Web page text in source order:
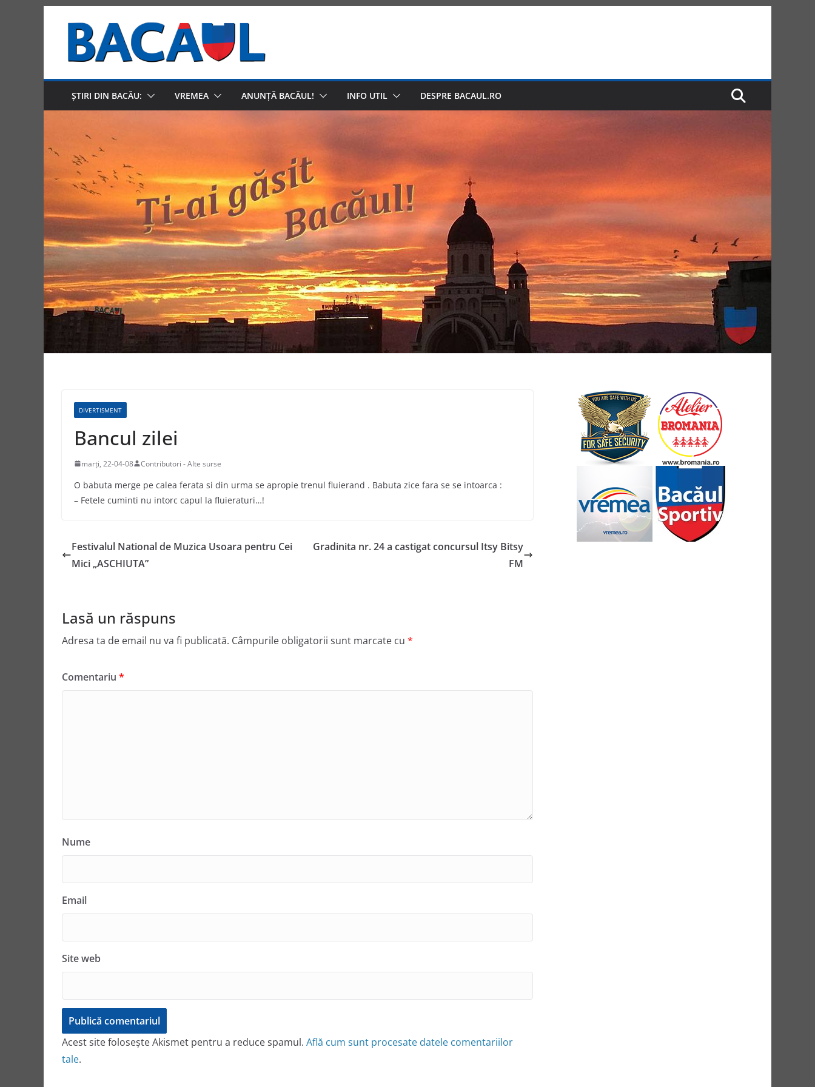
content
ȘTIRI DIN BACĂU: VREMEA ANUNȚĂ BACĂUL! INFO UTIL DESPRE BACAUL.RO
DIVERTISMENT
Bancul zilei
marți, 22-04-08 Contributori - Alte surse
O babuta merge pe calea ferata si din urma se apropie trenul fluierand . Babuta zice fara se se intoarca :
– Fetele cuminti nu intorc capul la fluieraturi…!
Festivalul National de Muzica Usoara pentru Cei
Mici „ASCHIUTA”
Gradinita nr. 24 a castigat concursul Itsy Bitsy
FM
Lasă un răspuns
Adresa ta de email nu va fi publicată. Câmpurile obligatorii sunt marcate cu *
Comentariu *
Nume
Email
Site web
Acest site folosește Akismet pentru a reduce spamul. Află cum sunt procesate datele comentariilor
tale.